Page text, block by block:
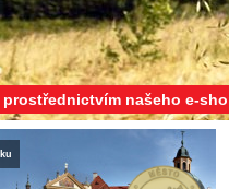
našeho e-